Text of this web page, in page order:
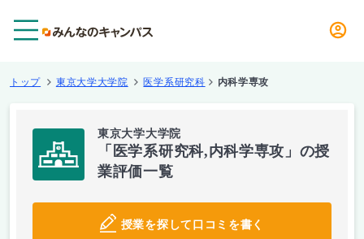
トップ 東京大学大学院 医学系研究科 内科学専攻
東京大学大学院
「医学系研究科,内科学専攻」の授
業評価一覧
授業を探して口コミを書く